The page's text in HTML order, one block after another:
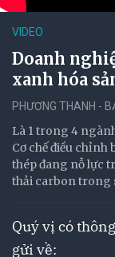
VIDEO
Doanh
xanh hóa
PHƯƠNG THANH -
Là 1 trong 4
Cơ chế điều
thép đang nỗ lực
thải carbon trong
Quý vị có
gửi về: